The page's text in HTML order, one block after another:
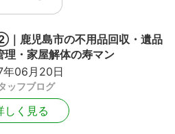
鹿児島市の不用品回収・遺品
理・家屋解体の寿マン
年06月20日
ッフブログ
しく見る